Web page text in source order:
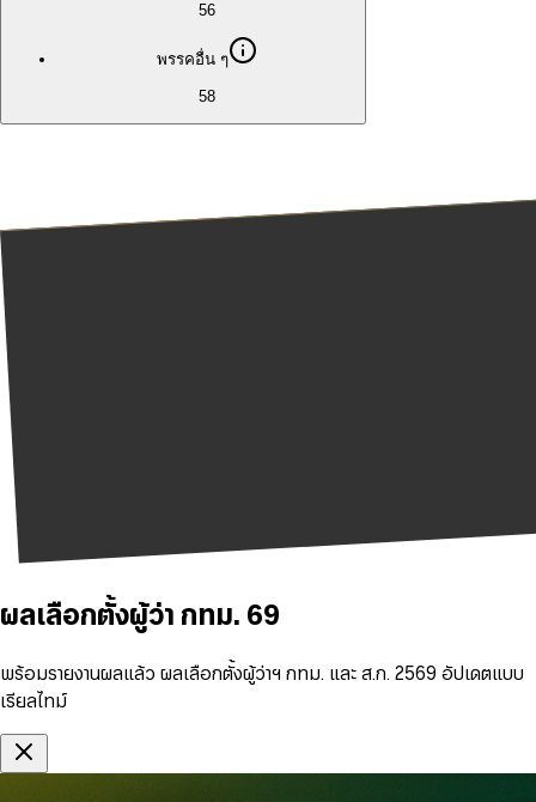
56
พรรคอื่น ๆ
58
ผลเลือกตั้งผู้ว่า กทม. 69
พร้อมรายงานผลแล้ว ผลเลือกตั้งผู้ว่าฯ กทม. และ ส.ก. 2569 อัปเดตแบบ
เรียลไทม์